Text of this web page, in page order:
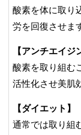
酸素を体に取り
労を回復させま
【アンチエイジ
酸素を取り組む
活性化させ美肌
【ダイエット】
通常では取り組